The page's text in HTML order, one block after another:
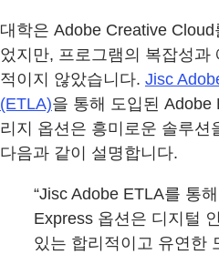
대학은 Adobe Creative
었지만, 프로그램의 복잡성과
적이지 않았습니다. Jisc
(ETLA)을 통해 도입된 Adobe
리지 옵션은 흥미로운 솔루션
다음과 같이 설명합니다.
“Jisc Adobe ETLA를 통
Express 옵션은 디지털
있는 합리적이고 유연한